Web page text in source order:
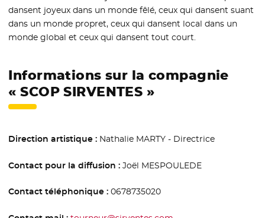
dansent joyeux dans un monde fêlé, ceux qui dansent suant
dans un monde propret, ceux qui dansent local dans un
monde global et ceux qui dansent tout court.
Informations sur la compagnie
« SCOP SIRVENTES »
Direction artistique : Nathalie MARTY - Directrice
Contact pour la diffusion :Joël MESPOULEDE
Contact téléphonique :0678735020